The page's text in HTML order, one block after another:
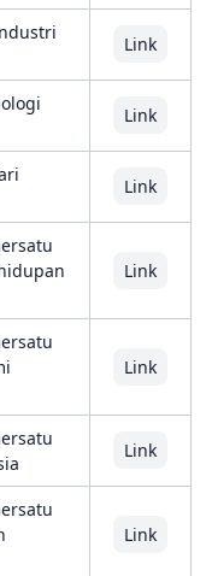
Link
Link
Link
Link
Link
Link
Link